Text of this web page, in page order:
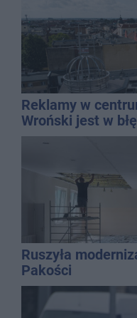
Reklamy w
Wroński jest w
Ruszyła
Pakości